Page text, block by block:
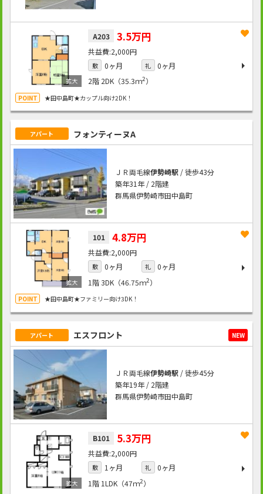
A203 3.5万円
2,000円
敷 0ヶ月 礼
0ヶ月
2階 2DK（35.3ｍ2）
★田中島町★カップル向け2DK！
アパート フォンティーヌA
ＪＲ両毛線伊勢崎駅/ 徒歩43分
築年31年 / 2階建
群馬県伊勢崎市田中島町
101 4.8万円
2,000円
敷 0ヶ月 礼
0ヶ月
1階3DK（46.75ｍ2）
★田中島町★ファミリー向け3DK！
アパート エスフロント NEW
ＪＲ両毛線伊勢崎駅/ 徒歩45分
築年19年 / 2階建
群馬県伊勢崎市田中島町
B101 5.3万円
2,000円
敷 1ヶ月 礼
0ヶ月
1階 1LDK（47ｍ2）